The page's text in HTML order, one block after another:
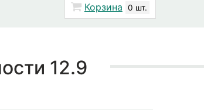
Корзина 0 шт.
12.9